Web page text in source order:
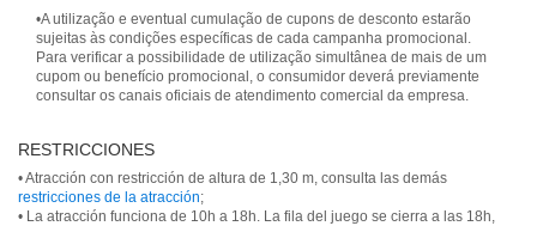
•A utilização e eventual cumulação de cupons de desconto estarão
sujeitas às condições específicas de cada campanha promocional.
Para verificar a possibilidade de utilização simultânea de mais de um
cupom ou benefício promocional, o consumidor deverá previamente
consultar os canais oficiais de atendimento comercial da empresa.
RESTRICCIONES
• Atracción con restricción de altura de 1,30 m, consulta las demás
restricciones de la atracción;
• La atracción funciona de 10h a 18h. La fila del juego se cierra a las 18h,